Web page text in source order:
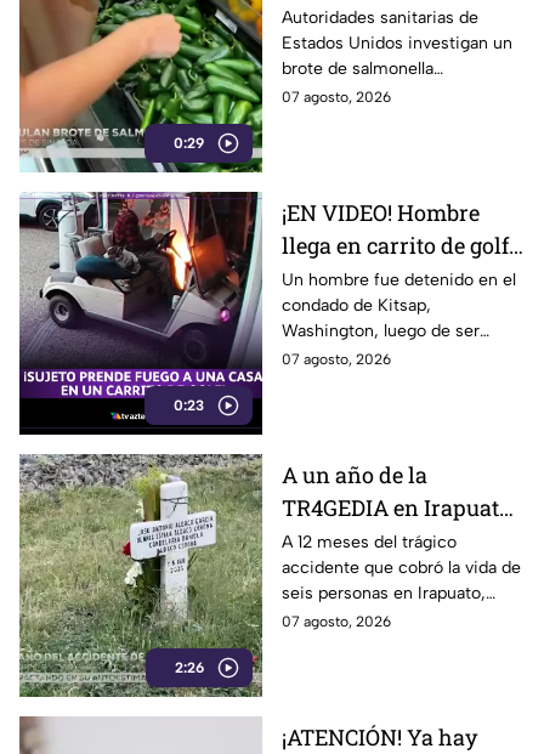
0:29
ligado a CHILES
jalapeños ya afecta a 27
estados
Autoridades sanitarias de
Estados Unidos investigan un
brote de salmonella
relacionado con chiles
07 agosto, 2026
0:23
¡EN VIDEO! Hombre
llega en carrito de golf
con un perro y termina
DESATANDO inc3ndio
en una casa
Un hombre fue detenido en el
condado de Kitsap,
Washington, luego de ser
señalado como presunto
07 agosto, 2026
2:26
A un año de la
TR4GEDIA en Irapuato:
así luce hoy el lugar
donde MURI3RON seis
personas arroll4das
por el tren
A 12 meses del trágico
accidente que cobró la vida de
seis personas en Irapuato,
flores, veladoras y murales
07 agosto, 2026
¡ATENCIÓN! Ya hay